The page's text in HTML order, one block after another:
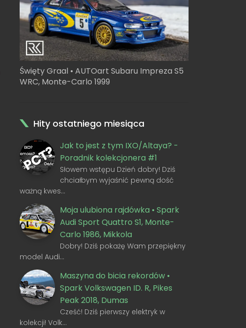
Święty Graal • AUTOart Subaru Impreza S5
WRC, Monte-Carlo 1999
Hity ostatniego miesiąca
Jak to jest z tym IXO/Altaya? -
Poradnik kolekcjonera #1
Słowem wstępu Dzień dobry! Dziś
chciałbym wyjaśnić pewną dość
ważną kwes…
Moja ulubiona rajdówka • Spark
Audi Sport Quattro S1, Monte-
Carlo 1986, Mikkola
Dobry! Dziś pokażę Wam przepiękny
model Audi…
Maszyna do bicia rekordów •
Spark Volkswagen ID. R, Pikes
Peak 2018, Dumas
Cześć! Dziś pierwszy elektryk w
kolekcji! Volk…